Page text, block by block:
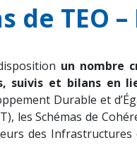
de TEO
un nombre
suivis et bilans en
Durable et
les Schémas de
des Infrastructures